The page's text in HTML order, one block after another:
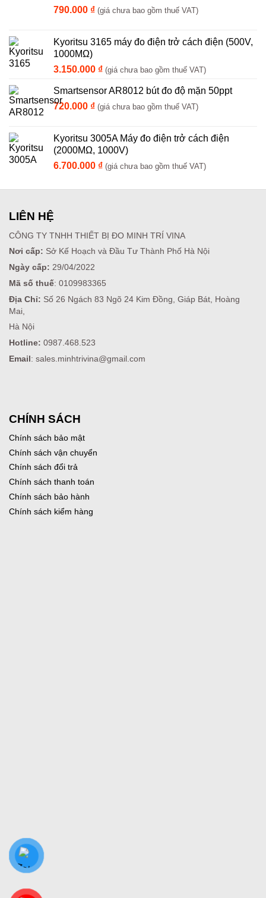
790.000 ₫ (giá chưa bao gồm thuế VAT)
Kyoritsu 3165 máy đo điện trở cách điện (500V,
1000MΩ)
3.150.000 ₫ (giá chưa bao gồm thuế VAT)
Smartsensor AR8012 bút đo độ mặn 50ppt
720.000 ₫ (giá chưa bao gồm thuế VAT)
Kyoritsu 3005A Máy đo điện trở cách điện
(2000MΩ, 1000V)
6.700.000 ₫ (giá chưa bao gồm thuế VAT)
LIÊN HỆ
CÔNG TY TNHH THIẾT BỊ ĐO MINH TRÍ VINA
Nơi cấp: Sở Kế Hoạch và Đầu Tư Thành Phố Hà Nội
Ngày cấp: 29/04/2022
Mã số thuế: 0109983365
Địa Chỉ: Số 26 Ngách 83 Ngõ 24 Kim Đồng, Giáp Bát, Hoàng
Mai,
Hà Nội
Hotline: 0987.468.523
Email : sales.minhtrivina@gmail.com
CHÍNH SÁCH
Chính sách bảo mật
Chính sách vận chuyển
Chính sách đổi trả
Chính sách thanh toán
Chính sách bảo hành
Chính sách kiểm hàng